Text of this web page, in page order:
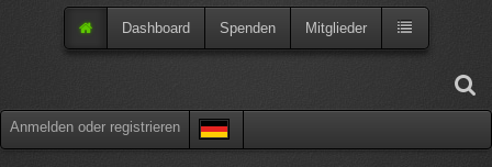
Anmelden oder registrieren
Dashboard Spenden Mitglieder